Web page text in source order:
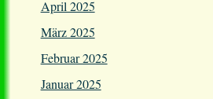
April 2025
März 2025
Februar 2025
Januar 2025